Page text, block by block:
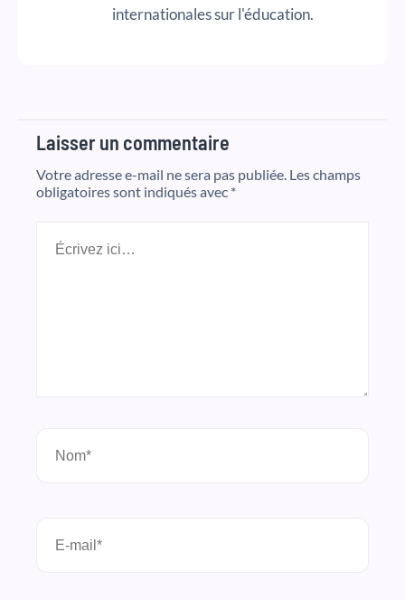
internationales sur l'éducation.
Laisser un commentaire
Votre adresse e-mail ne sera pas publiée. Les champs
obligatoires sont indiqués avec *
ici…
mail*